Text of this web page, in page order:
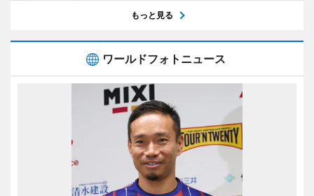
もっと見る
ワールドフォトニュース